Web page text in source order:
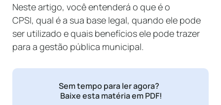
Neste artigo, você entenderá o que é o
CPSI, qual é a sua base legal, quando ele pode
ser utilizado e quais benefícios ele pode trazer
para a gestão pública municipal.
Sem tempo para ler agora?
Baixe esta matéria em PDF!